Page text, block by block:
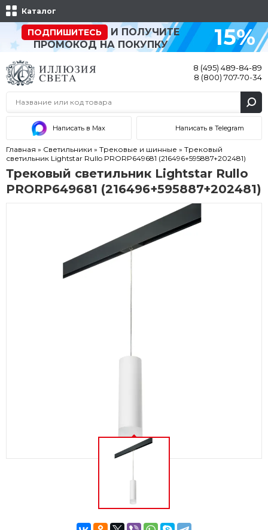
Каталог
ПОДПИШИТЕСЬ
И ПОЛУЧИТЕ
ПРОМОКОД НА ПОКУПКУ
15%
8 (495) 489-84-89
8 (800) 707-70-34
Написать в Max Написать в Telegram
Главная » Светильники » Трековые и шинные » Трековый
светильник Lightstar Rullo PRORP649681 (216496+595887+202481)
Трековый светильник Lightstar Rullo
PRORP649681 (216496+595887+202481)